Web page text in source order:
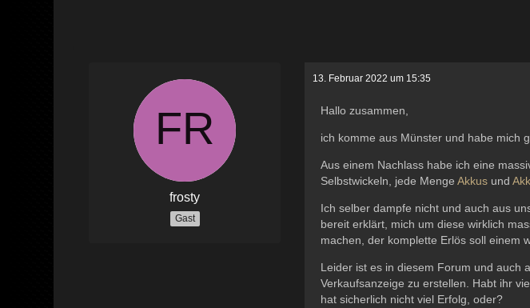
frosty
Gast
13. Februar 2022 um 15:35
Hallo zusammen,
ich komme aus Münster und habe mich
Aus einem Nachlass habe ich eine
Selbstwickeln, jede MengeAkkus und
Ich selber dampfe nicht und auch aus
bereit erklärt, mich um diese wirklich
machen, der komplette Erlös soll einem
Leider ist es in diesem Forum und auch
Verkaufsanzeige zu erstellen. Habt ihr
hat sicherlich nicht viel Erfolg, oder?